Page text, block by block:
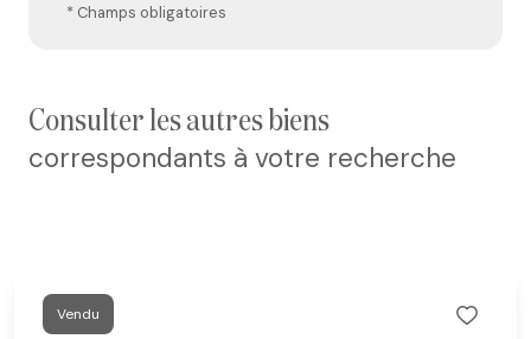
* Champs obligatoires
consulter les autres biens
correspondants à votre recherche
Vendu